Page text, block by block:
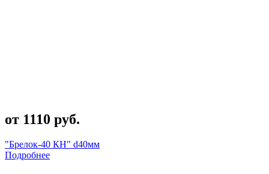
от 1110 руб.
"Брелок-40 КН" d40мм
Подробнее